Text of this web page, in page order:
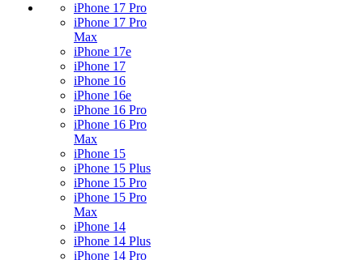
iPhone 17 Pro
iPhone 17 Pro
Max
iPhone 17e
iPhone 17
iPhone 16
iPhone 16e
iPhone 16 Pro
iPhone 16 Pro
Max
iPhone 15
iPhone 15 Plus
iPhone 15 Pro
iPhone 15 Pro
Max
iPhone 14
iPhone 14 Plus
iPhone 14 Pro